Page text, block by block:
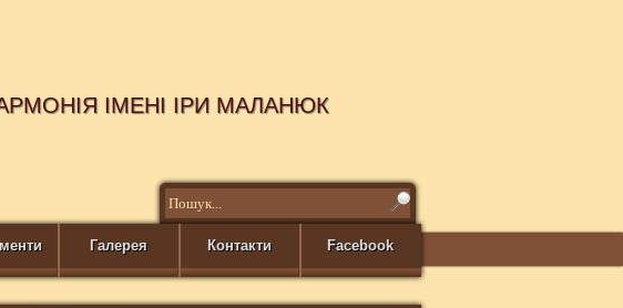
ІМЕНІ ІРИ МАЛАНЮК
Галерея Контакти Facebook